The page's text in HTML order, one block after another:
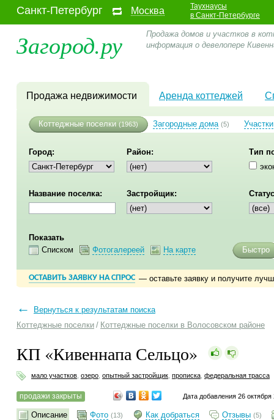
Санкт-Петербург Москва
Таухнаусы
в Санкт-Петербурге
Загород.ру
Продажа домов и участков в
информация о девелопере
Продажа недвижимости Аренда коттеджей
Коттеджные поселки (1963) Загородные дома (5) Участки
Город: Район:
Тип
Название поселка: Застройщик:
Показать
Списком
Фотогалереей На карте Быстро
ОСТАВИТЬ ЗАЯВКУ НА СПРОС — оставьте заявку и получите
←
Вернуться к результатам поиска
Коттеджные поселки / Коттеджные поселки в Волосовском районе
КП «Кивеннапа Сельцо»
мало участков озеро опытный застройщик прописка федеральная трасса
продажи закрыты Дата добавления 26 октября
Описание Фото (13) Как добраться Отзывы (5)